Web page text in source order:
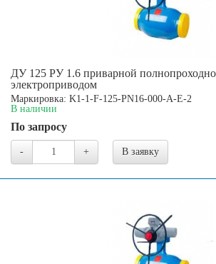
ДУ 125 РУ 1.6 приварной
электроприводом
Маркировка: K1-1-F-125-PN16-000-A-E-2
В наличии
По запросу
- + В заявку